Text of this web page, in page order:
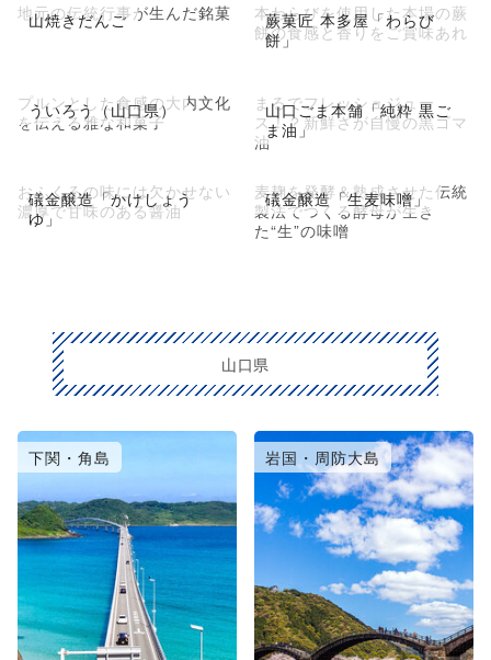
山焼きだんご
地元の伝統行事が生んだ銘菓
蕨菓匠 本多屋「わらび
餅」
本わらびを使用した本場の蕨
餅の食感と香りをご賞味あれ
ういろう（山口県）
プルンとした食感の大内文化
を伝える雅な和菓子
山口ごま本舗「純粋 黒ご
ま油」
まるでフレッシュジュー
ス！？新鮮さが自慢の黒ゴマ
油
礒金醸造「かけしょう
ゆ」
おふくろの味には欠かせない
濃厚で甘味のある醤油
礒金醸造「生麦味噌」
麦麹を発酵＆熟成させた伝統
製法でつくる酵母が生き
た“生”の味噌
山口県
下関・角島 岩国・周防大島